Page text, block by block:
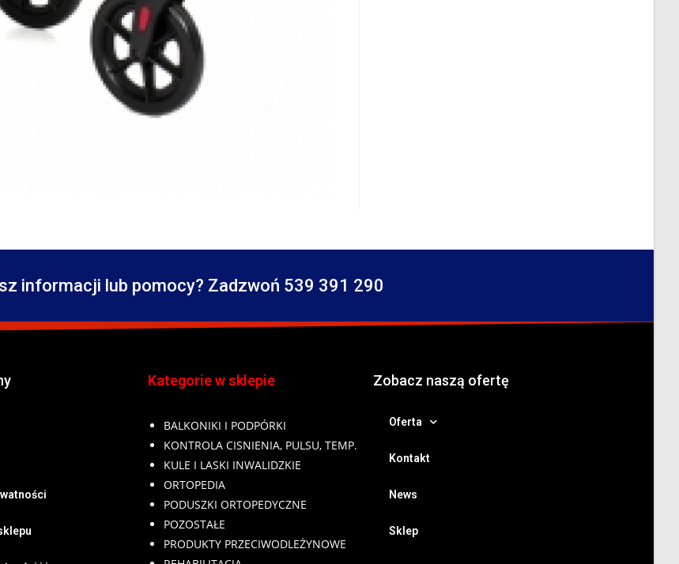
informacji lub pomocy? Zadzwoń 539 391 290
Kategorie w sklepie
BALKONIKI I PODPÓRKI
KONTROLA CISNIENIA, PULSU, TEMP.
KULE I LASKI INWALIDZKIE
ORTOPEDIA
PODUSZKI ORTOPEDYCZNE
POZOSTAŁE
PRODUKTY PRZECIWODLEŻYNOWE
Zobacz naszą ofertę
Oferta
Kontakt
News
Sklep